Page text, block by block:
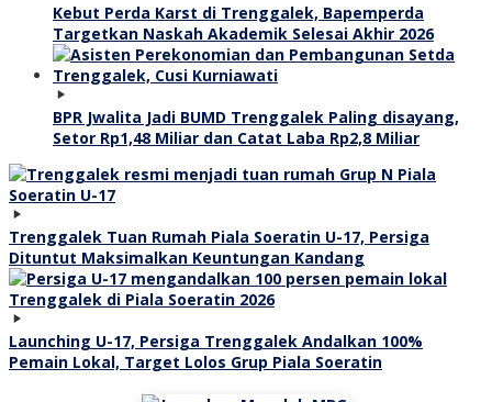
Kebut Perda Karst di Trenggalek, Bapemperda
Targetkan Naskah Akademik Selesai Akhir 2026
BPR Jwalita Jadi BUMD Trenggalek Paling disayang,
Setor Rp1,48 Miliar dan Catat Laba Rp2,8 Miliar
Trenggalek Tuan Rumah Piala Soeratin U-17, Persiga
Dituntut Maksimalkan Keuntungan Kandang
Launching U-17, Persiga Trenggalek Andalkan 100%
Pemain Lokal, Target Lolos Grup Piala Soeratin